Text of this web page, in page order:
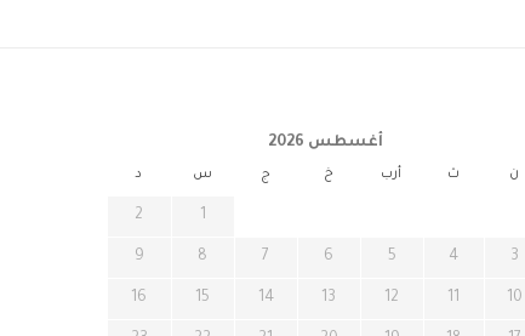
أغسطس 2026
ن ث أرب خ ج س د
1
2
3
4
5
6
7
8
9
10
11
12
13
14
15
16